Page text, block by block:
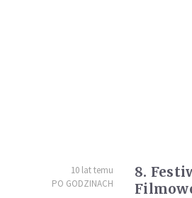
10 lat temu
PO GODZINACH
8.